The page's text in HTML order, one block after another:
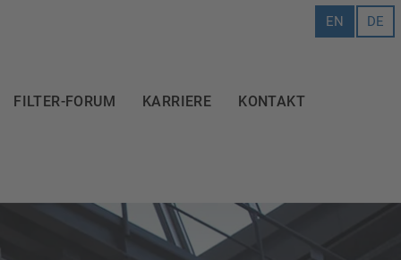
DE
EN
FILTER-FORUM KARRIERE KONTAKT